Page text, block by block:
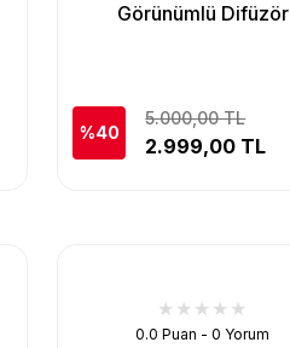
Görünümlü Difüzör
%40
5.000,00 TL
2.999,00 TL
0.0 Puan - 0 Yorum